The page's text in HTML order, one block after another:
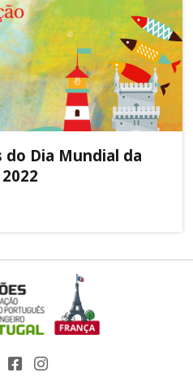
Dia Mundial da